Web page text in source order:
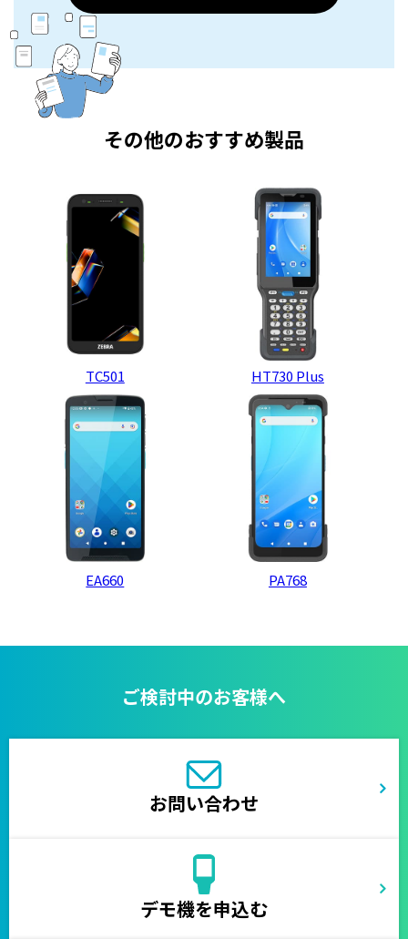
その他のおすすめ製品
TC501 HT730 Plus
EA660 PA768
ご検討中のお客様へ
お問い合わせ
デモ機を申込む